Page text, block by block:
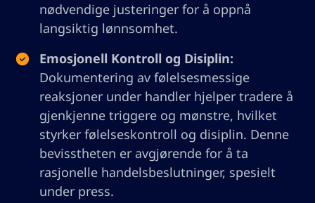
nødvendige justeringer for å oppnå
langsiktig lønnsomhet.
Emosjonell Kontroll og Disiplin:
Dokumentering av følelsesmessige
reaksjoner under handler hjelper tradere å
gjenkjenne triggere og mønstre, hvilket
styrker følelseskontroll og disiplin. Denne
bevisstheten er avgjørende for å ta
rasjonelle handelsbeslutninger, spesielt
under press.